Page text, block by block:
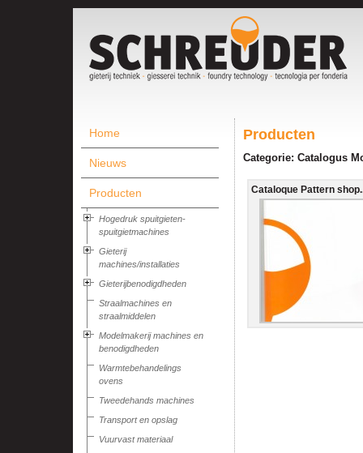
Home
Nieuws
Producten
Hogedruk spuitgieten-
spuitgietmachines
Gieterij
machines/installaties
Gieterijbenodigdheden
Straalmachines en
straalmiddelen
Modelmakerij machines en
benodigdheden
Warmtebehandelings
ovens
Tweedehands machines
Transport en opslag
Vuurvast materiaal
Producten
Categorie: Catalogus
Cataloque Pattern